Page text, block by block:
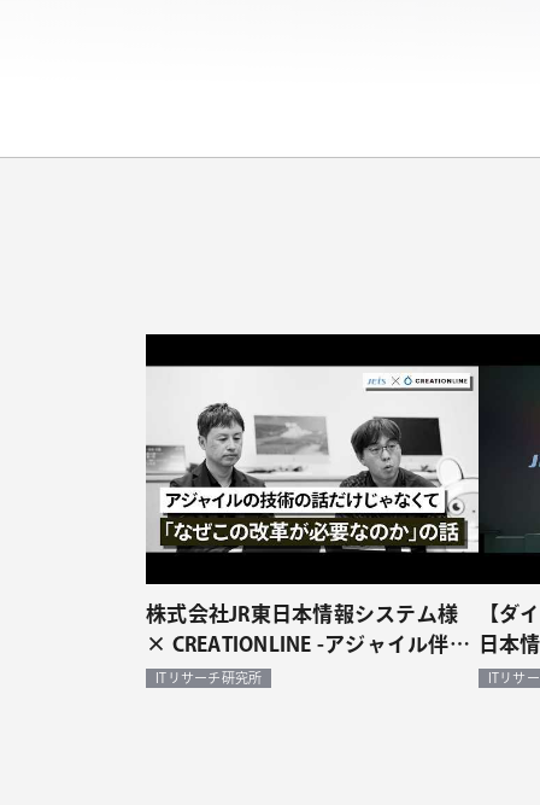
株式会社JR東日本情報システム様
× CREATIONLINE -アジャイル伴走
型支援事例（対談）
ITリサーチ研究所
【ダ
日本
ITリサ